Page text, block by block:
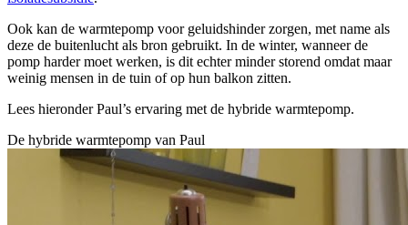
Ook kan de warmtepomp voor geluidshinder zorgen, met name als
deze de buitenlucht als bron gebruikt. In de winter, wanneer de
pomp harder moet werken, is dit echter minder storend omdat maar
weinig mensen in de tuin of op hun balkon zitten.
Lees hieronder Paul’s ervaring met de hybride warmtepomp.
De hybride warmtepomp van Paul